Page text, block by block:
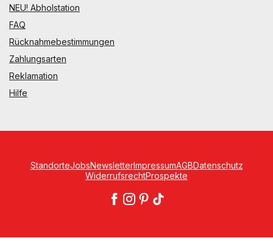
NEU! Abholstation
FAQ
Rücknahmebestimmungen
Zahlungsarten
Reklamation
Hilfe
StandorteJobsNewsletterImpressumAGBDatenschutz
WiderrufsrechtProspekte